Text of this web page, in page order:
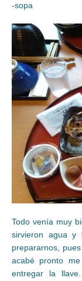
-sopa
Todo venía muy
sirvieron agua y
prepararnos,
acabé pronto
entregar la